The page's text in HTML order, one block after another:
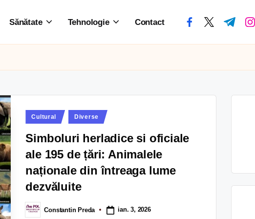
Sănătate Tehnologie Contact
Cultural Diverse
Simboluri herladice si oficiale
ale 195 de țări: Animalele
naționale din întreaga lume
dezvăluite
Constantin Preda ian. 3, 2026